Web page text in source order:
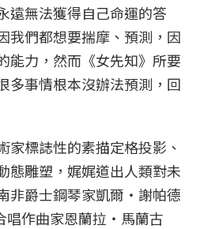
遠無法獲得自己命運的答
我們都想要揣摩、預測，因
能力，然而《女先知》所要
多事情根本沒辦法預測，回
家標誌性的素描定格投影、
態雕塑，娓娓道出人類對未
非爵士鋼琴家凱爾‧謝帕德
唱作曲家恩蘭拉‧馬蘭古